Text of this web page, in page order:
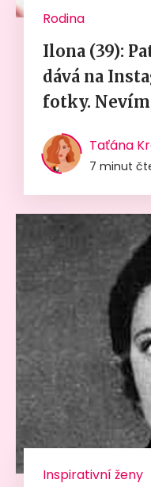
Rodina
Ilona (39):
dává na
fotky.
Taťána
7 minut
Inspirativní ženy